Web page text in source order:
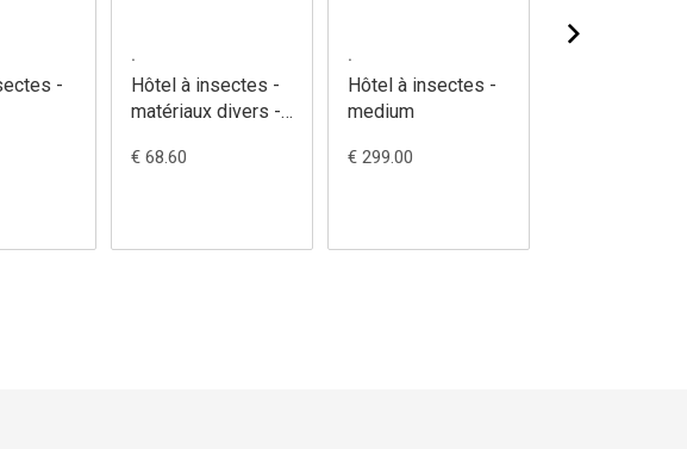
-
.
Hôtel à insectes -
matériaux divers -
€ 68.60
.
Hôtel à insectes -
medium
€ 299.00